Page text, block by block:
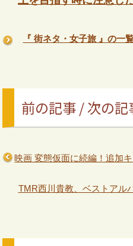
『 街ネタ・女子旅 』の一
前の記事 / 次の記
映画 変態仮面に続編！追加
TMR西川貴教、ベストアル